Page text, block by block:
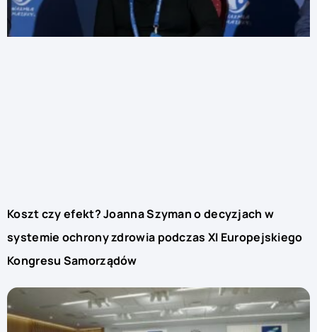
Koszt czy efekt? Joanna Szyman o decyzjach w
systemie ochrony zdrowia podczas XI Europejskiego
Kongresu Samorządów